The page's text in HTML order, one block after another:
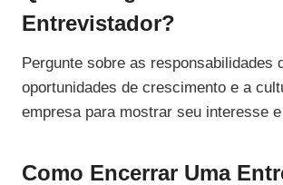
Entrevistador?
Pergunte sobre as responsabilidades
oportunidades de crescimento e a
empresa para mostrar seu interesse
Como Encerrar Uma